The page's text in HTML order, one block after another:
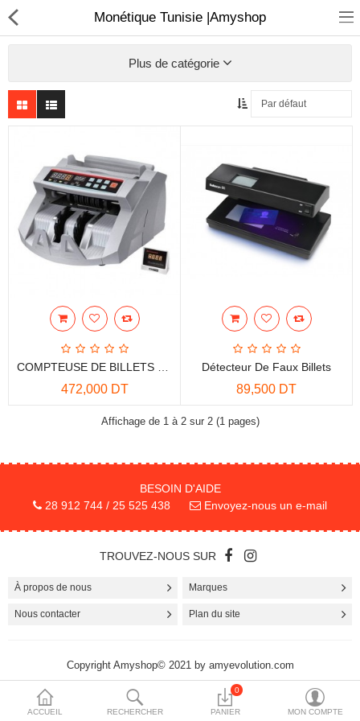
Sécurité
Téléphonie IP
Sonorisation
Régulateur de tension
Instrument de mesure
Informatique
More Categories
ACCUEIL RECHERCHER
0
PANIER MON COMPTE
Monétique Tunisie |Amyshop
Plus de catégorie
472,000 DT
Détecteur De Faux Billets
89,500 DT
Affichage de 1 à 2 sur 2 (1 pages)
BESOIN D'AIDE
28 912 744 / 25 525 438
Envoyez-nous un e-mail
TROUVEZ-NOUS SUR
À propos de nous Marques
Nous contacter Plan du site
Copyright Amyshop© 2021 by amyevolution.com